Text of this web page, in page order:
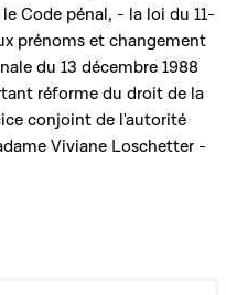
Code pénal, - la loi du 11-
prénoms et changement
du 13 décembre 1988
réforme du droit de la
conjoint de l'autorité
Viviane Loschetter -